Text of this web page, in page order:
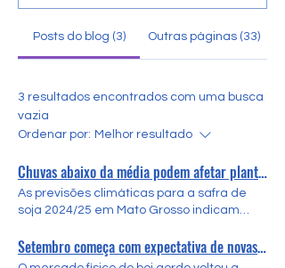
Posts do blog (3) Outras páginas (33)
3 resultados encontrados com uma busca
vazia
Ordenar por: Melhor resultado
Chuvas abaixo da média podem afetar plantio da soja
As previsões climáticas para a safra de
soja 2024/25 em Mato Grosso indicam
pode afetar negativamente o ritmo da
semeadura no início da temporada,
Setembro começa com expectativa de novas altas nos preços do boi gordo